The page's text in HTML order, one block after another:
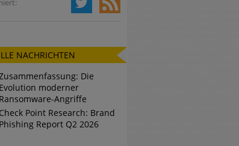
NACHRICHTEN
Die
Evolution moderner
Ransomware-Angriffe
Check Point Research: Brand
Phishing Report Q2 2026